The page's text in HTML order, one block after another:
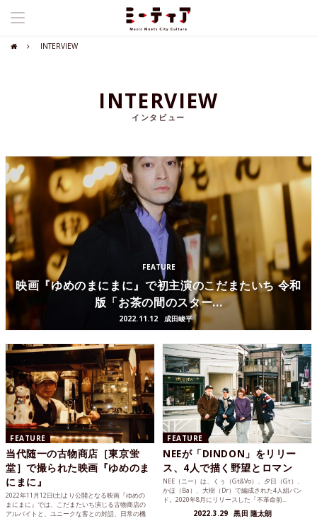
INTERVIEW
INTERVIEW
インタビュー
FEATURE
映画『ゆめのまにまに』で初主演のこだまたいち 令和
版「お茶の間のスター...
2022.11.12 成田峻平
FEATURE
当代随一の古物商店［東京蛍
堂］で撮られた映画『ゆめのま
にまに』
2022年11月12日(土)より公開となる映画『ゆめの
まにまに』では、こだまたいち演じる古物商店の
アルバイトと、ユニークな客との対話、日常の機
FEATURE
NEEが「DINDON」をリリー
ス、4人で描く野望とロマン
NEE（ニー）は、くぅ（Gt&Vo）、夕日（Gt）、
かほ（Ba）、大樹（Dr）で編成された4人組バン
ド。2020年8月にリリースした「不革命前...
2022.3.29 黒田 隆太朗